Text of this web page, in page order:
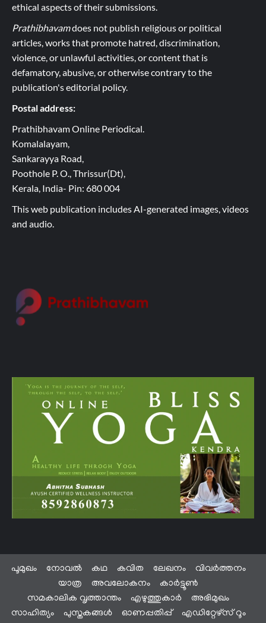
ethical aspects of their submissions.
Prathibhavamdoes not publish religious or political
articles, works that promote hatred, discrimination,
violence, or unlawful activities, or content that is
defamatory, abusive, or otherwise contrary to the
publication's editorial policy.
Postal address:
Prathibhavam Online Periodical.
Komalalayam,
Sankarayya Road,
Poothole P. O., Thrissur(Dt),
Kerala, India- Pin: 680 004
This web publication includes AI-generated images, videos
and audio.
പൂമുഖം നോവൽ കഥ കവിത ലേഖനം
വിവർത്തനം
യാത്ര
അവലോകനം
കാർട്ടൂൺ
സമകാലിക വൃത്താന്തം
എഴുത്തുകാർ
അഭിമുഖം
സാഹിത്യം
പുസ്തകങ്ങൾ ഓണപ്പതിപ്പ്
എഡിറ്റേഴ്സ് റൂം